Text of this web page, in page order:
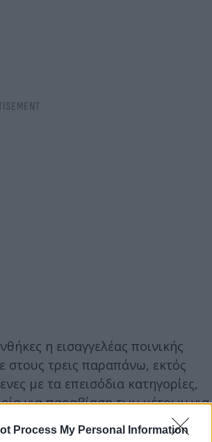
Process My Personal Information
η εισαγγελέας ποινικής
στους τρεις παραπάνω, εκτός
με τα επεισόδια κατηγορίες,
για παραβίαση των μέτρων για
μολυσματικών ασθενειών